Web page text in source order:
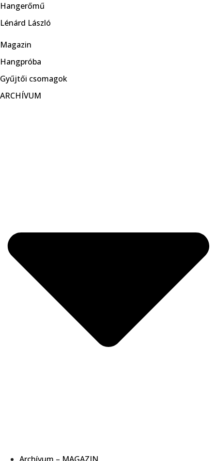
Hangerőmű
Lénárd László
Magazin
Hangpróba
Gyűjtői csomagok
ARCHÍVUM